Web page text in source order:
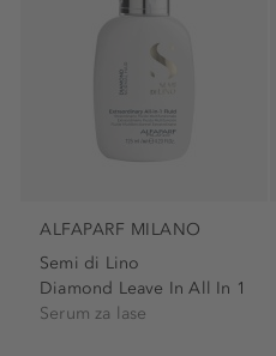
ALFAPARF MILANO
Semi di Lino
Diamond Leave In All In 1
Serum za lase